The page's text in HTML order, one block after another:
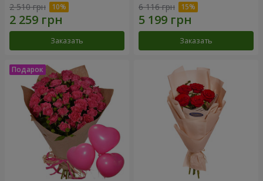
2 510 грн
Заказать
6 116 грн
Заказать